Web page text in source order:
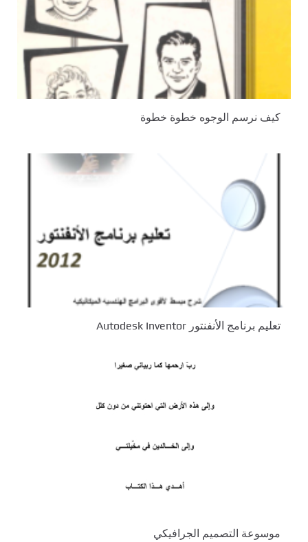
كيف نرسم الوجوه خطوة خطوة
تعليم برنامج الأنفنتور Autodesk Inventor
موسوعة التصميم الجرافيكي